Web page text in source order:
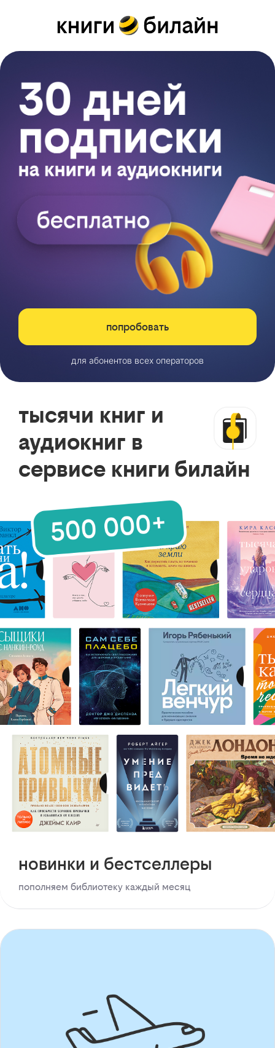
попробовать
для абонентов всех операторов
тысячи книг и
аудиокниг в
сервисе книги билайн
новинки и бестселлеры
пополняем библиотеку каждый месяц